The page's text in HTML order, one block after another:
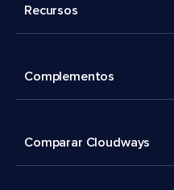
Recursos
Complementos
Comparar Cloudways